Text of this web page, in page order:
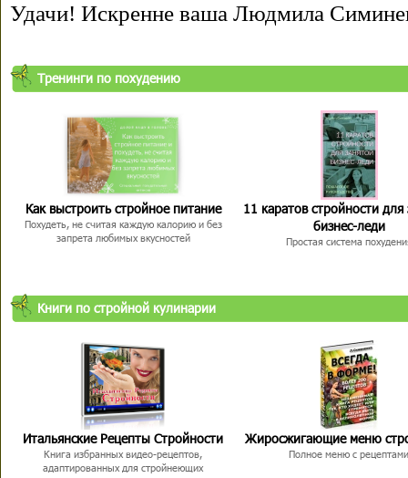
Удачи! Искренне ваша Людмила
Тренинги по похудению
Как выстроить стройное питание
Похудеть, не считая каждую калорию и без
запрета любимых вкусностей
11 каратов стройности для
бизнес-леди
Простая система
Книги по стройной кулинарии
Итальянские Рецепты Стройности
Книга избранных видео-рецептов,
адаптированных для стройнеющих
Жиросжигающие меню
Полное меню с рецептами